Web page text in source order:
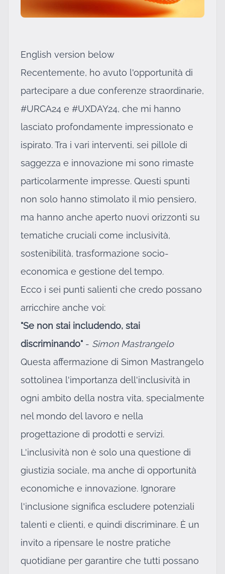
English version below
Recentemente, ho avuto l'opportunità di
partecipare a due conferenze straordinarie,
#URCA24 e #UXDAY24, che mi hanno
lasciato profondamente impressionato e
ispirato. Tra i vari interventi, sei pillole di
saggezza e innovazione mi sono rimaste
particolarmente impresse. Questi spunti
non solo hanno stimolato il mio pensiero,
ma hanno anche aperto nuovi orizzonti su
tematiche cruciali come inclusività,
sostenibilità, trasformazione socio-
economica e gestione del tempo.
Ecco i sei punti salienti che credo possano
arricchire anche voi:
"Se non stai includendo, stai
discriminando" - Simon Mastrangelo
Questa affermazione di Simon Mastrangelo
sottolinea l'importanza dell'inclusività in
ogni ambito della nostra vita, specialmente
nel mondo del lavoro e nella
progettazione di prodotti e servizi.
L'inclusività non è solo una questione di
giustizia sociale, ma anche di opportunità
economiche e innovazione. Ignorare
l'inclusione significa escludere potenziali
talenti e clienti, e quindi discriminare. È un
invito a ripensare le nostre pratiche
quotidiane per garantire che tutti possano